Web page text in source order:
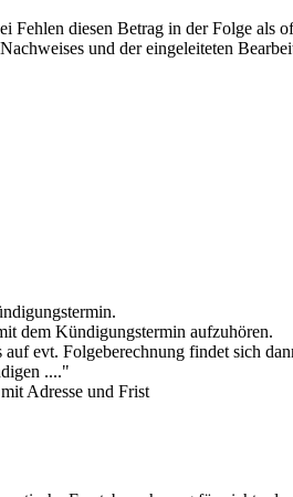
diesen Betrag in der Folge als
und der eingeleiteten
dem Kündigungstermin aufzuhören.
evt. Folgeberechnung findet sich
...."
Adresse und Frist